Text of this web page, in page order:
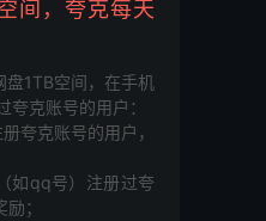
间，夸克每天
1TB空间，在手机
克账号的用户：
夸克账号的用户，
如qq号）注册过夸
；